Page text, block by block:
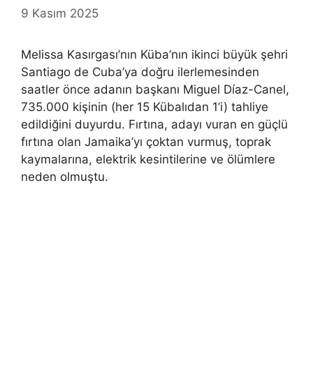
9 Kasım 2025
Melissa Kasırgası’nın Küba’nın ikinci büyük şehri
Santiago de Cuba’ya doğru ilerlemesinden
saatler önce adanın başkanı Miguel Díaz-Canel,
735.000 kişinin (her 15 Kübalıdan 1’i) tahliye
edildiğini duyurdu. Fırtına, adayı vuran en güçlü
fırtına olan Jamaika’yı çoktan vurmuş, toprak
kaymalarına, elektrik kesintilerine ve ölümlere
neden olmuştu.